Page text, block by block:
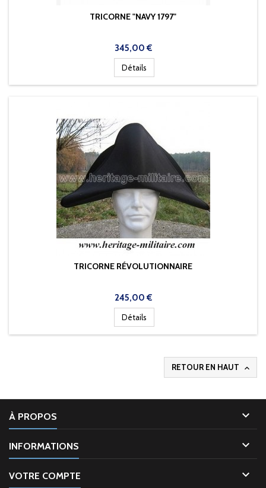
TRICORNE "NAVY 1797"
Prix
345,00 €
Détails
TRICORNE RÉVOLUTIONNAIRE
Prix
245,00 €
Détails
RETOUR EN HAUT 
À PROPOS 
INFORMATIONS 
VOTRE COMPTE 